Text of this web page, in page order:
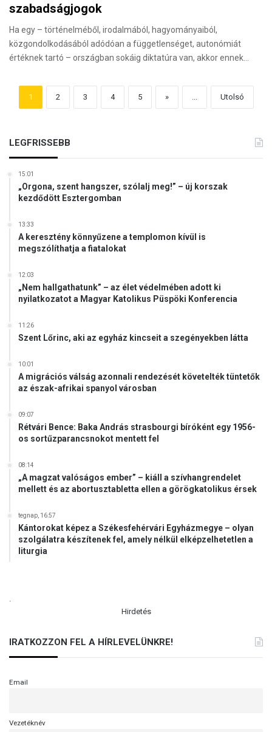
szabadságjogok
Ha egy – történelméből, irodalmából, hagyományaiból,
közgondolkodásából adódóan a függetlenséget, autonómiát
értéknek tartó – országban sokáig diktatúra van, akkor ennek…
1 2 3 4 5 » Utolsó
LEGFRISSEBB
15:01
„Orgona, szent hangszer, szólalj meg!” – új korszak
kezdődött Esztergomban
13:33
A keresztény könnyűzene a templomon kívül is
megszólíthatja a fiatalokat
12:03
„Nem hallgathatunk” – az élet védelmében adott ki
nyilatkozatot a Magyar Katolikus Püspöki Konferencia
11:26
Szent Lőrinc, aki az egyház kincseit a szegényekben látta
10:01
A migrációs válság azonnali rendezését követelték tüntetők
az észak-afrikai spanyol városban
09:07
Rétvári Bence: Baka András strasbourgi bíróként egy 1956-
os sortűzparancsnokot mentett fel
08:14
„A magzat valóságos ember” – kiáll a szívhangrendelet
mellett és az abortusztabletta ellen a görögkatolikus érsek
tegnap, 16:57
Kántorokat képez a Székesfehérvári Egyházmegye – olyan
szolgálatra készítenek fel, amely nélkül elképzelhetetlen a
liturgia
Hirdetés
IRATKOZZON FEL A HÍRLEVELÜNKRE!
Email
Vezetéknév